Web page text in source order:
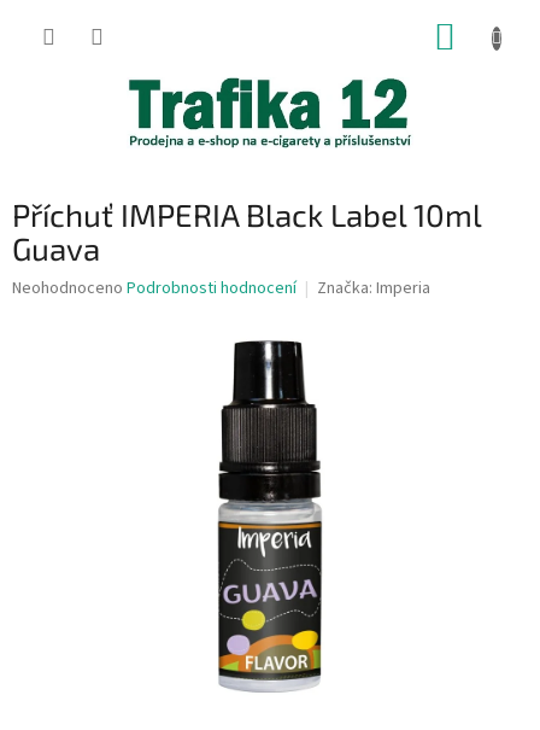
Příchuť IMPERIA Black Label 10ml
Guava
Průměrné
Neohodnoceno Podrobnosti hodnocení Značka: Imperia